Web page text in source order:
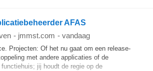
AFAS
- jmmst.com - vandaag
Projecten: Of het nu gaat om een release-
met andere applicaties of de
jij houdt de regie op de